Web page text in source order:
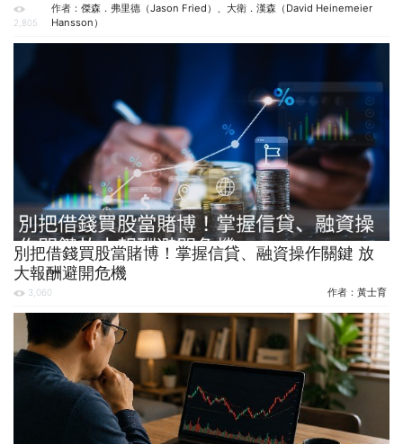
2,805
作者： 傑森．弗里德（Jason Fried）、大衛．漢森（David Heinemeier
Hansson）
別把借錢買股當賭博！掌握信貸、融資操作關鍵 放
大報酬避開危機
3,060 作者： 黃士育